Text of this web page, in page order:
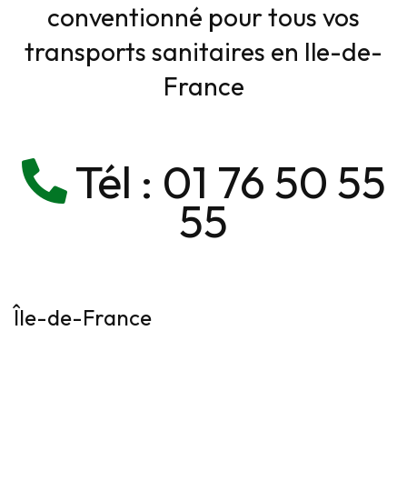
conventionné pour tous vos
transports sanitaires en Ile-de-
France
Tél : 01 76 50 55
55
Île-de-France